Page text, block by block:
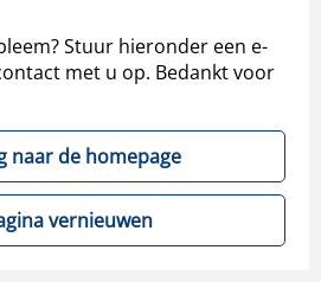
Stuur hieronder een e-
met u op. Bedankt voor
naar de homepage
vernieuwen